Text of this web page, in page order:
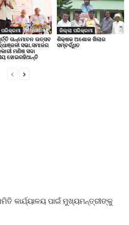
ପରିକ୍ରମା
ଉନ୍ମୋଚନ ଉତ୍ସବ
ସଭା,ସମାଜର
ମଣିଷ ସଦା
ହୋଇରହିଥାନ୍ତି
ଜିଲ୍ଲା ପରିକ୍ରମା
ଶିକ୍ଷକ ଅଶୋକ ଖିଲାର
ସମ୍ବର୍ଦ୍ଧିତ
କାର୍ଯ୍ୟାଳୟ ପାଇଁ ମୁଖ୍ୟମନ୍ତ୍ରୀଙ୍କୁ